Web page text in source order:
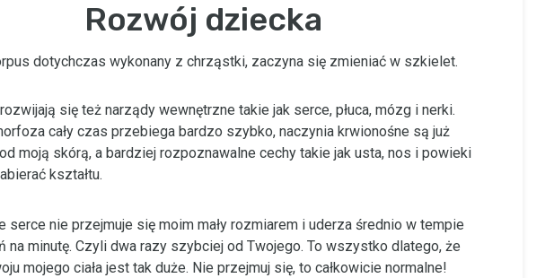
Rozwój dziecka
dotychczas wykonany z chrząstki, zaczyna się zmieniać w szkielet.
się też narządy wewnętrzne takie jak serce, płuca, mózg i nerki.
cały czas przebiega bardzo szybko, naczynia krwionośne są już
moją skórą, a bardziej rozpoznawalne cechy takie jak usta, nos i powieki
kształtu.
serce nie przejmuje się moim mały rozmiarem i uderza średnio w tempie
na minutę. Czyli dwa razy szybciej od Twojego. To wszystko dlatego, że
mojego ciała jest tak duże. Nie przejmuj się, to całkowicie normalne!